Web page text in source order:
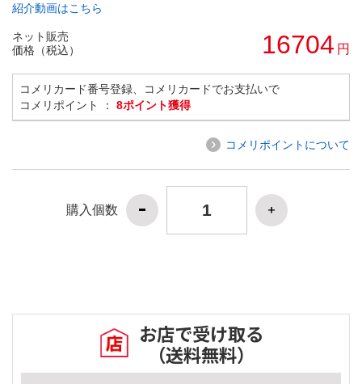
紹介動画はこちら
ネット販売
価格（税込）
16704 円
コメリカード番号登録、コメリカードでお支払いで
コメリポイント ： 8ポイント獲得
コメリポイントについて
購入個数
お店で受け取る
（送料無料）